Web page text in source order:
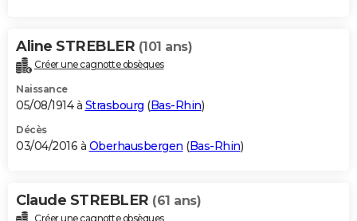
Aline STREBLER (101 ans)
Créer une cagnotte obsèques
Naissance
05/08/1914 à Strasbourg (Bas-Rhin)
Décès
03/04/2016 à Oberhausbergen (Bas-Rhin)
Claude STREBLER (61 ans)
Créer une cagnotte obsèques